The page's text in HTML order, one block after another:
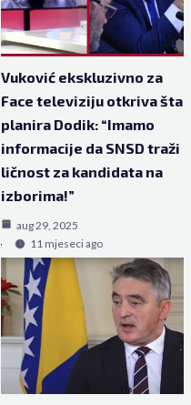
Vuković ekskluzivno za
Face televiziju otkriva šta
planira Dodik: “Imamo
informacije da SNSD traži
ličnost za kandidata na
izborima!”
aug 29, 2025
11 mjeseci ago